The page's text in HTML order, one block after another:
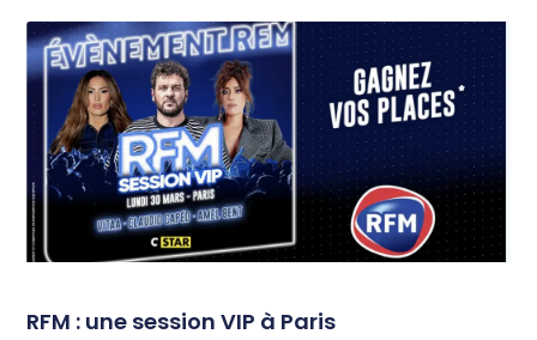
RFM : une session VIP à Paris